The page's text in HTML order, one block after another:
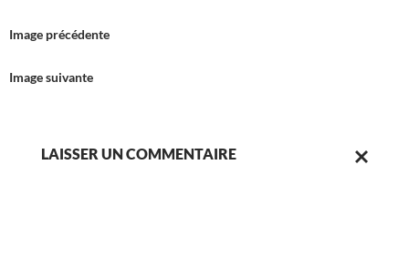
Image précédente
Image suivante
LAISSER UN COMMENTAIRE